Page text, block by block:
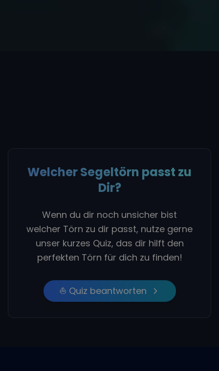
Welcher Segeltörn passt zu
Dir?
Wenn du dir noch unsicher bist
welcher Törn zu dir passt, nutze gerne
unser kurzes Quiz, das dir hilft den
perfekten Törn für dich zu finden!
⛵ Quiz beantworten